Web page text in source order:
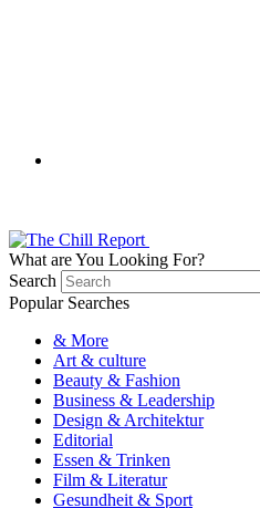
What are You Looking For?
Search
Popular Searches
& More
Art & culture
Beauty & Fashion
Business & Leadership
Design & Architektur
Editorial
Essen & Trinken
Film & Literatur
Gesundheit & Sport